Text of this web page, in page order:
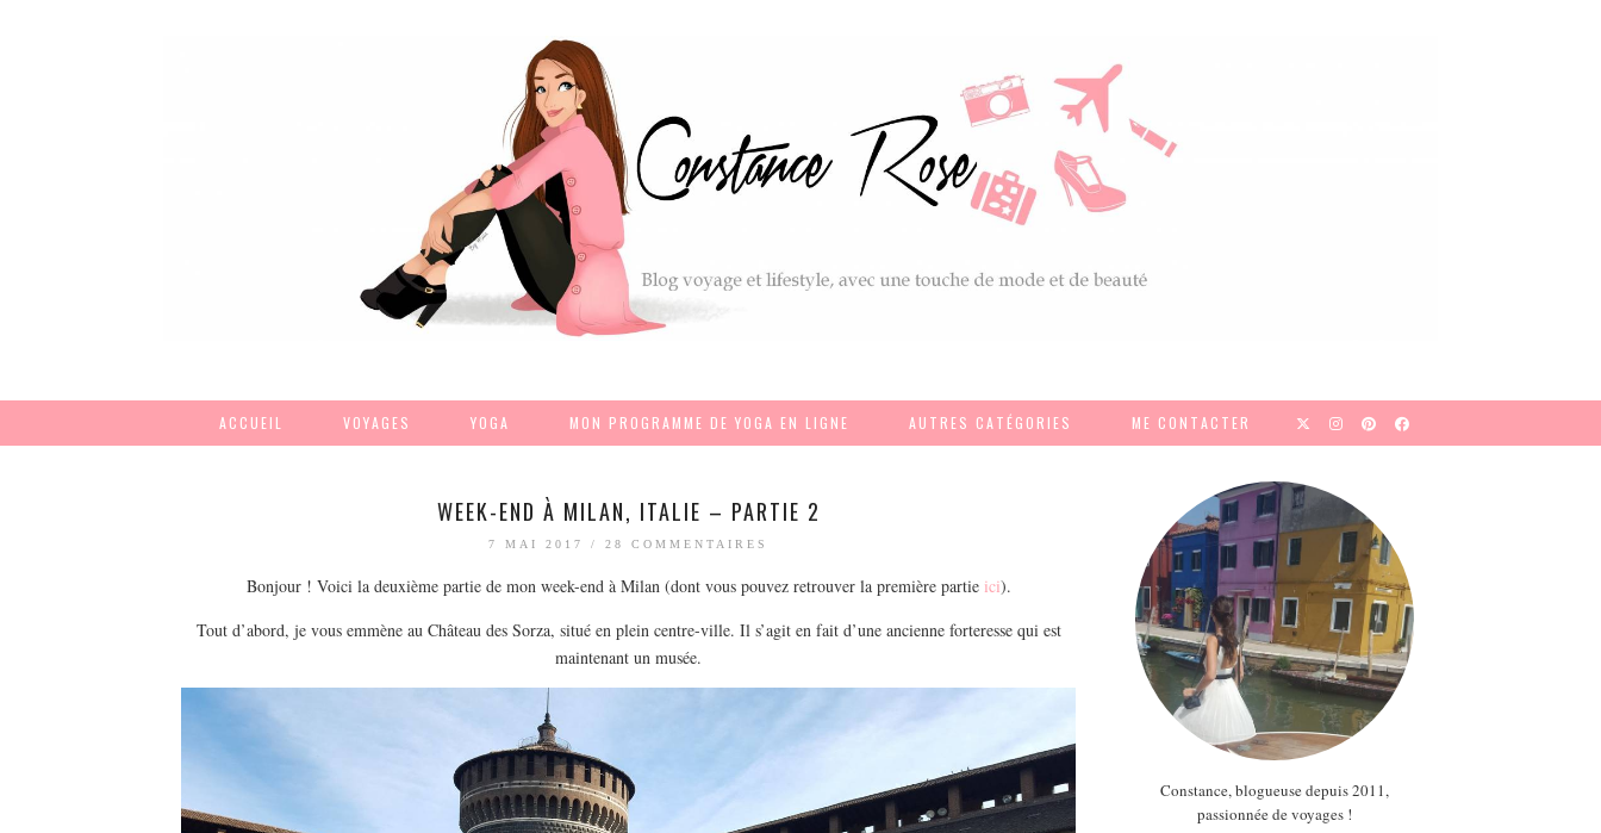
ACCUEIL VOYAGES YOGA MON PROGRAMME DE YOGA EN LIGNE AUTRES CATÉGORIES ME CONTACTER
WEEK-END À MILAN, ITALIE – PARTIE 2
7 MAI 2017 /28 COMMENTAIRES
Bonjour ! Voici la deuxième partie de mon week-end à Milan (dont vous pouvez retrouver la première partie ici).
Tout d’abord, je vous emmène au Château des Sorza, situé en plein centre-ville. Il s’agit en fait d’une ancienne forteresse qui est
maintenant un musée.
Constance, blogueuse depuis 2011,
passionnée de voyages !